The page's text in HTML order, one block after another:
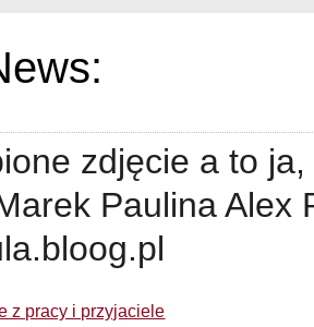
zdjęcie a to
Paulina Alex
z pracy i przyjaciele